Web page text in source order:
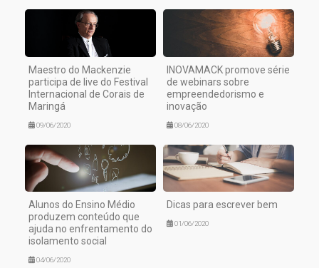
Maestro do Mackenzie
participa de live do Festival
Internacional de Corais de
Maringá
09/06/2020
INOVAMACK promove série
de webinars sobre
empreendedorismo e
inovação
08/06/2020
Alunos do Ensino Médio
produzem conteúdo que
ajuda no enfrentamento do
isolamento social
04/06/2020
Dicas para escrever bem
01/06/2020